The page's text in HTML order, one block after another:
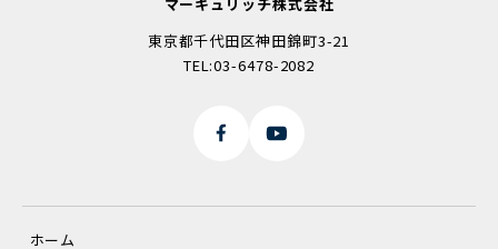
東京都千代田区神田錦町3-21
TEL:03-6478-2082
ホーム